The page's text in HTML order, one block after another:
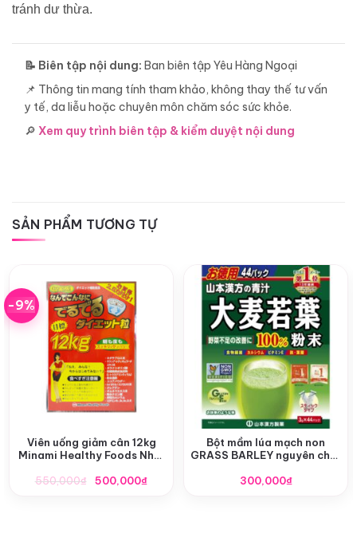
tránh dư thừa.
📝 Biên tập nội dung: Ban biên tập Yêu Hàng Ngoại
📌 Thông tin mang tính tham khảo, không thay thế tư vấn
y tế, da liễu hoặc chuyên môn chăm sóc sức khỏe.
🔎 Xem quy trình biên tập & kiểm duyệt nội dung
SẢN PHẨM TƯƠNG TỰ
-9%
Viên uống giảm cân 12kg
Minami Healthy Foods Nhật
550,000₫
Giá
500,000₫Giá
Bột mầm lúa mạch non
GRASS BARLEY nguyên chất
300,000₫